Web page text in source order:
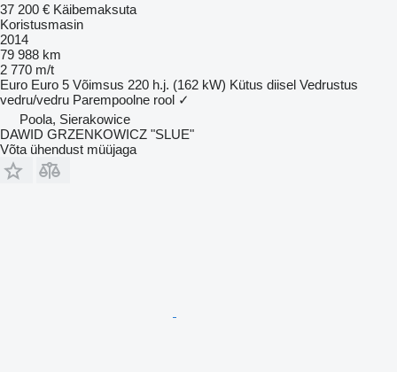
37 200 € Käibemaksuta
Koristusmasin
2014
79 988 km
2 770 m/t
Euro Euro 5 Võimsus 220 h.j. (162 kW) Kütus diisel Vedrustus
vedru/vedru Parempoolne rool ✓
Poola, Sierakowice
DAWID GRZENKOWICZ "SLUE"
Võta ühendust müüjaga